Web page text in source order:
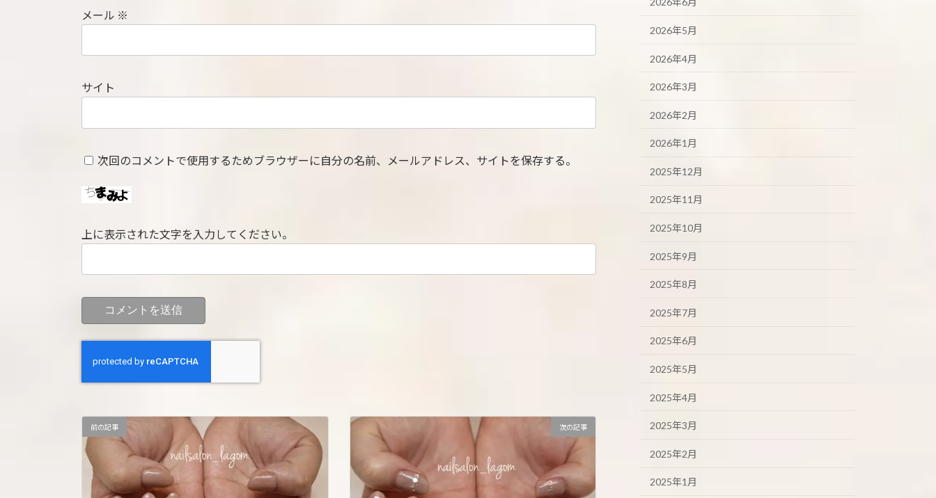
メール ※
サイト
次回のコメントで使用するためブラウザーに自分の名前、メールアドレス、サイトを保存する。
上に表示された文字を入力してください。
前の記事 次の記事
2026年5月
2026年4月
2026年3月
2026年2月
2026年1月
2025年12月
2025年11月
2025年10月
2025年9月
2025年8月
2025年7月
2025年6月
2025年5月
2025年4月
2025年3月
2025年2月
2025年1月